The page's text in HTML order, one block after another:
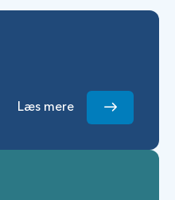
Læs mere